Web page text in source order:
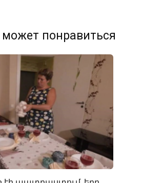
понравиться